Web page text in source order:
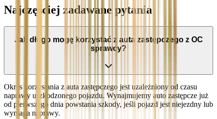
Najczęściej zadawane pytania
Jak długo mogę korzystać z auta zastępczego z OC
sprawcy?
Okres korzystania z auta zastępczego jest uzależniony od czasu
naprawy uszkodzonego pojazdu. Wynajmujemy auto zastępcze już
od pierwszego dnia powstania szkody, jeśli pojazd jest niejezdny lub
wymaga naprawy.